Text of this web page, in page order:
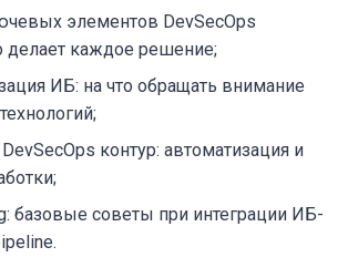
элементов DevSecOps
делает каждое решение;
ИБ: на что обращать внимание
контур: автоматизация и
базовые советы при интеграции ИБ-